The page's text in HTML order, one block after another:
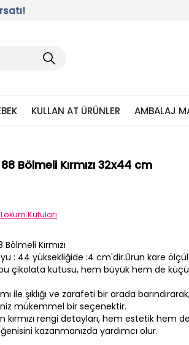
KULLAN AT ÜRÜNLER AMBALAJ
Bölmeli Kırmızı 32x44 cm
Kutuları
Kırmızı
: 44 yüksekliğide :4 cm'dir.Ürün kare
çikolata kutusu, hem büyük hem de
ile şıklığı ve zarafeti bir arada
mükemmel bir seçenektir.
kırmızı rengi detayları, hem estetik hem
kazanmanızda yardımcı olur.